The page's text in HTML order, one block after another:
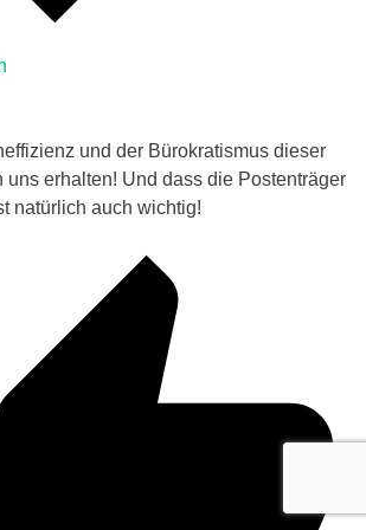
und der Bürokratismus dieser
uns erhalten! Und dass die Postenträger
natürlich auch wichtig!